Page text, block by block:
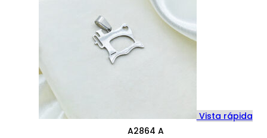
Vista rápida
A2864 A